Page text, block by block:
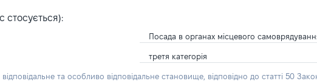
стосується):
Посада в органах місцевого
третя категорія
та особливо відповідальне становище, відповідно до статті 50